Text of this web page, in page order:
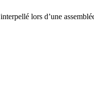
lors d’une